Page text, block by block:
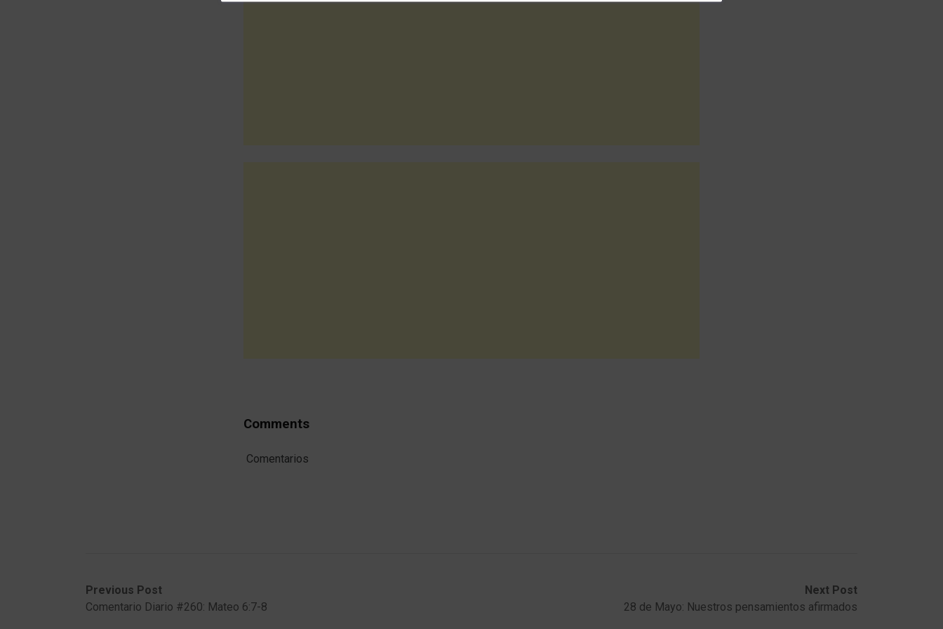
Comments
Comentarios
Previous Post
Comentario Diario #260: Mateo 6:7-8
Next Post
28 de Mayo: Nuestros pensamientos afirmados